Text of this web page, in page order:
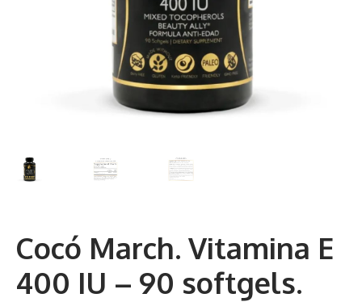
Vitaminas Por Letras
Suplementos Herbales
Salud Ósea y Articular
Antioxidantes
NaturalSlim
Cocó March. Vitamina E
400 IU – 90 softgels.